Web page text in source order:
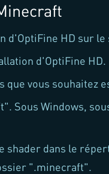
d'OptiFine HD sur
d'OptiFine HD.
que vous souhaitez
Sous Windows,
shader dans le
".minecraft".